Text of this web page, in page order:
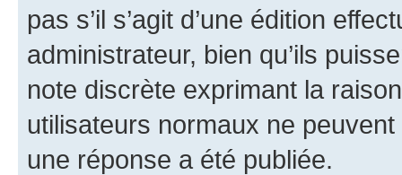
pas s’il s’agit d’une édition
administrateur, bien qu’ils
note discrète exprimant la
utilisateurs normaux ne
une réponse a été publiée.